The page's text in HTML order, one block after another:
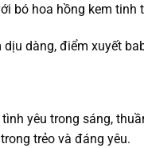
bó hoa hồng kem tinh
dàng, điểm xuyết
yêu trong sáng,
trẻo và đáng yêu.